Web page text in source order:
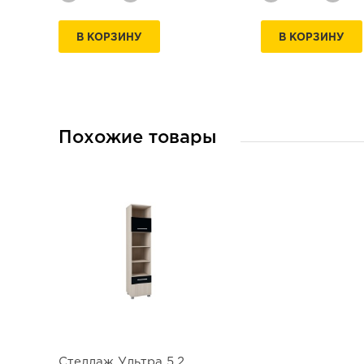
В КОРЗИНУ В КОРЗИНУ
Похожие товары
Стеллаж Ультра 5.2